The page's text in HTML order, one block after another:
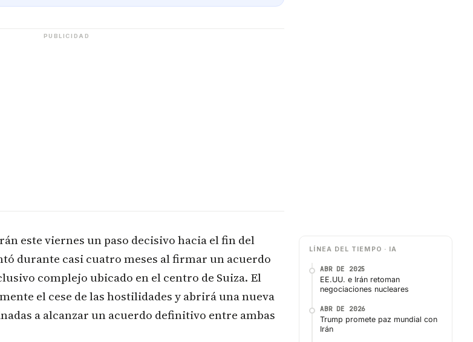
PUBLICIDAD
este viernes un paso decisivo hacia el fin del
durante casi cuatro meses al firmar un acuerdo
complejo ubicado en el centro de Suiza. El
el cese de las hostilidades y abrirá una nueva
a alcanzar un acuerdo definitivo entre ambas
LÍNEA DEL TIEMPO · IA
ABR DE 2025
EE.UU. e Irán retoman
negociaciones nucleares
ABR DE 2026
Trump promete paz mundial con
Irán